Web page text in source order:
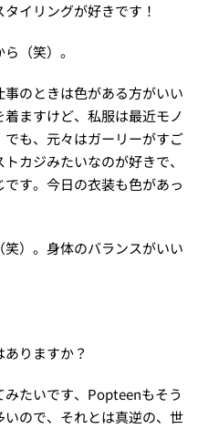
イリングが好きです！
（笑）。
のときは色がある方がいい
ますけど、私服は最近モノ
でも、元々はガーリーがすご
カジみたいなのが好きで、
す。今日の衣装も色があっ
）。身体のバランスがいい
りますか？
たいです、Popteenもそう
ので、それとは真逆の、世